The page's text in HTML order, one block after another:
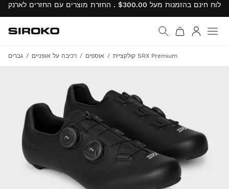
עבור לדף הבית
Siroko.com
גברים רכיבה על אופניים אוספים קולקציית SRX Premium